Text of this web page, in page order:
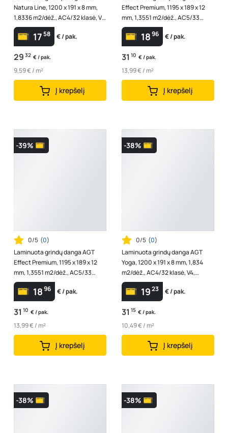
Natura Line, 1200 x 191 x 8 mm,
1,8336 m2/dėž., AC4/32 klasė, V4,
spl. "Selge"
1758 € / pak.
29 32 € / pak.
9,59 € / m²
Į krepšelį
Effect Premium, 1195 x 189 x 12
mm, 1,3551 m2/dėž., AC5/33
klasė, V4, spl. "Pamir"
1896 € / pak.
31 10 € / pak.
13,99 € / m²
Į krepšelį
-39%
0/5 (0)
Laminuota grindų danga AGT
Effect Premium, 1195 x 189 x 12
mm, 1,3551 m2/dėž., AC5/33
klasė, V4, spl. "Solaro"
1896 € / pak.
31 10 € / pak.
13,99 € / m²
Į krepšelį
-38%
0/5 (0)
Laminuota grindų danga AGT
Yoga, 1200 x 191 x 8 mm, 1,834
m2/dėž., AC4/32 klasė, V4,
"Nidra" spalvos
1923 € / pak.
31 15 € / pak.
10,49 € / m²
Į krepšelį
-38% -38%